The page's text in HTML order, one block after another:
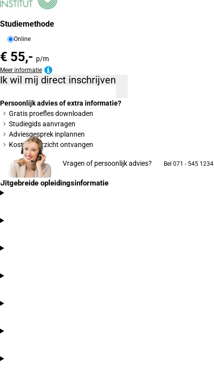
Studiemethode
Online
€ 55,- p/m
Meer informatie
Ik wil mij direct inschrijven
Persoonlijk advies of extra informatie?
Gratis proefles downloaden
Studiegids aanvragen
Adviesgesprek inplannen
Kostenoverzicht ontvangen
Vragen of persoonlijk advies? Bel 071 - 545 1234
Uitgebreide opleidingsinformatie